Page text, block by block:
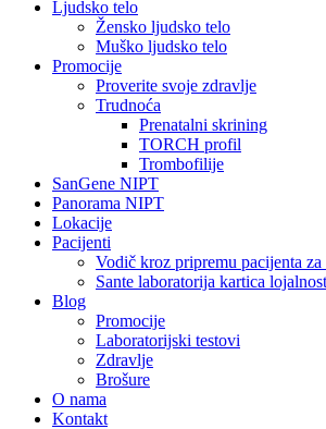
Ljudsko telo
Žensko ljudsko telo
Muško ljudsko telo
Promocije
Proverite svoje zdravlje
Trudnoća
Prenatalni skrining
TORCH profil
Trombofilije
SanGene NIPT
Panorama NIPT
Lokacije
Pacijenti
Vodič kroz pripremu pacijenta
Sante laboratorija kartica
Blog
Promocije
Laboratorijski testovi
Zdravlje
Brošure
O nama
Kontakt